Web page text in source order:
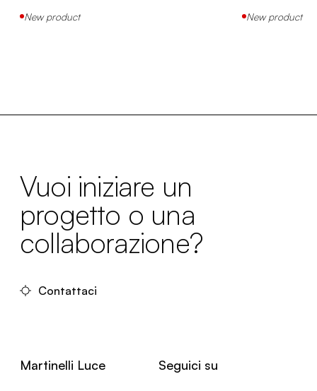
New product New product
Vuoi iniziare un
progetto o una
collaborazione?
Contattaci
Martinelli Luce Seguici su